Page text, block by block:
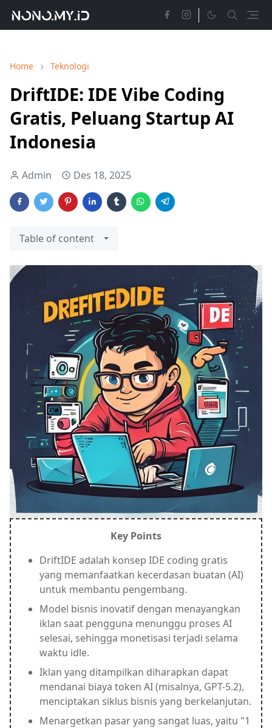
Home Teknologi
DriftIDE: IDE Vibe Coding
Gratis, Peluang Startup AI
Indonesia
Admin Des 18, 2025
Table of content
Key Points
DriftIDE adalah konsep IDE coding gratis
yang memanfaatkan kecerdasan buatan (AI)
untuk membantu pengembang.
Model bisnis inovatif dengan menayangkan
iklan saat pengguna menunggu proses AI
selesai, sehingga monetisasi terjadi selama
waktu idle.
Iklan yang ditampilkan diharapkan dapat
mendanai biaya token AI (misalnya, GPT-5.2),
menciptakan siklus bisnis yang berkelanjutan.
Menargetkan pasar yang sangat luas, yaitu "1